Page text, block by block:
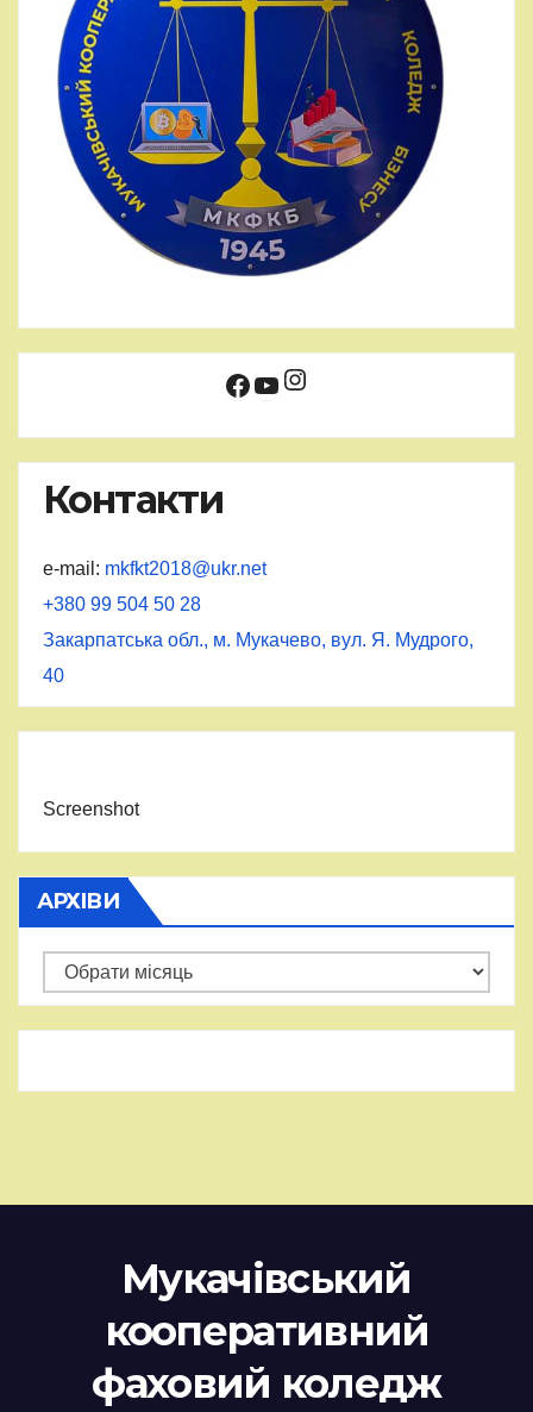
Facebook
YouTube
Instagram
Контакти
e-mail: mkfkt2018@ukr.net
+380 99 504 50 28
Закарпатська обл., м. Мукачево, вул. Я. Мудрого,
40
Screenshot
АРХІВИ
Архіви
Мукачівський
кооперативний
фаховий коледж